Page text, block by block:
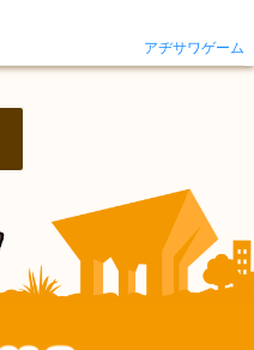
アヂサワゲーム